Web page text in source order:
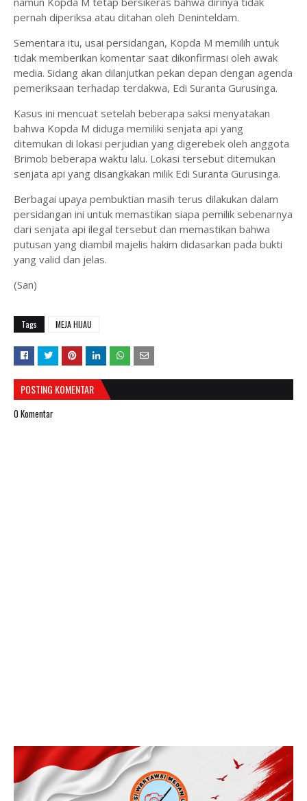
pernah diperiksa atau ditahan oleh Deninteldam.
Sementara itu, usai persidangan, Kopda M memilih untuk
tidak memberikan komentar saat dikonfirmasi oleh awak
media. Sidang akan dilanjutkan pekan depan dengan agenda
pemeriksaan terhadap terdakwa, Edi Suranta Gurusinga.
Kasus ini mencuat setelah beberapa saksi menyatakan
bahwa Kopda M diduga memiliki senjata api yang
ditemukan di lokasi perjudian yang digerebek oleh anggota
Brimob beberapa waktu lalu. Lokasi tersebut ditemukan
senjata api yang disangkakan milik Edi Suranta Gurusinga.
Berbagai upaya pembuktian masih terus dilakukan dalam
persidangan ini untuk memastikan siapa pemilik sebenarnya
dari senjata api ilegal tersebut dan memastikan bahwa
putusan yang diambil majelis hakim didasarkan pada bukti
yang valid dan jelas.
(San)
Tags MEJA HIJAU
POSTING KOMENTAR
0 Komentar